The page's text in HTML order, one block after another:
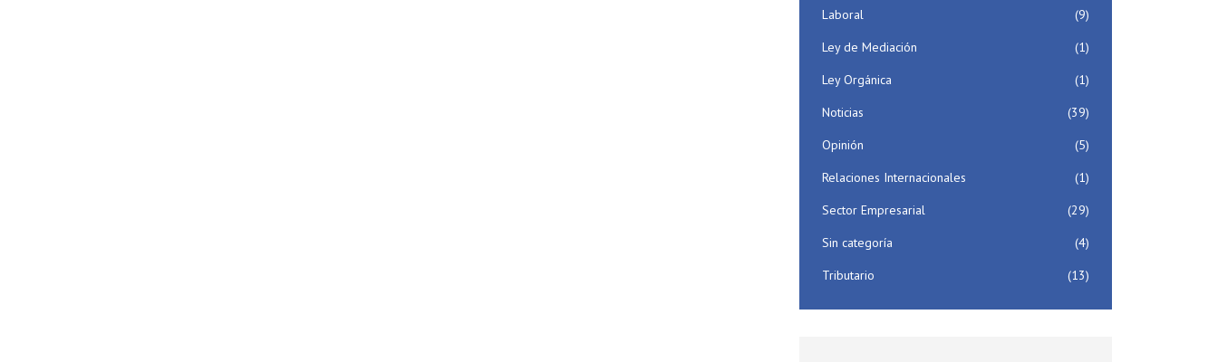
Laboral
(9)
Ley de Mediación
(1)
Ley Orgánica
(1)
Noticias
(39)
Opinión
(5)
Relaciones Internacionales
(1)
Sector Empresarial
(29)
Sin categoría
(4)
Tributario
(13)